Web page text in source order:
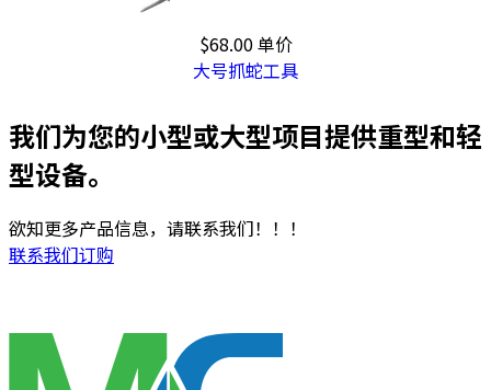
$68.00单价
大号抓蛇工具
我们为您的小型或大型项目提供重型和轻
型设备。
欲知更多产品信息，请联系我们！！！
联系我们订购